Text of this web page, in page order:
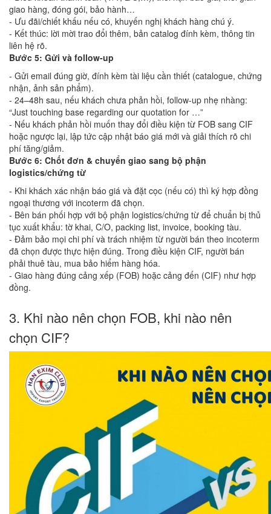
giao hàng, đóng gói, bảo hành…
- Ưu đãi/chiết khấu nếu có, khuyến nghị khách hàng chú ý.
- Kết thúc: lời mời trao đổi thêm, bản catalog đính kèm, thông tin
liên hệ rõ.
Bước 5: Gửi và follow-up
- Gửi email đúng giờ, đính kèm tài liệu cần thiết (catalogue, chứng
nhận, ảnh sản phẩm).
- 24–48h sau, nếu khách chưa phản hồi, follow-up nhẹ nhàng:
“Just touching base regarding our quotation for …”
- Nếu khách phản hồi muốn thay đổi điều kiện từ FOB sang CIF
hoặc ngược lại, lập tức cập nhật báo giá mới và giải thích rõ chi
phí tăng/giảm.
Bước 6: Chốt đơn & chuyển giao sang bộ phận
logistics/chứng từ
- Khi khách xác nhận báo giá và đặt cọc (nếu có) thì ký hợp đồng
ngoại thương với incoterm đã chọn.
- Bên bán phối hợp với bộ phận logistics/chứng từ để chuẩn bị thủ
tục xuất khẩu: tờ khai, C/O, packing list, invoice, booking tàu.
- Đảm bảo mọi chi phí và trách nhiệm từ người bán theo incoterm
đã chọn được thực hiện đúng. Trong điều kiện CIF, người bán
phải thuê tàu, mua bảo hiểm hàng hóa.
- Giao hàng đúng cảng xếp (FOB) hoặc cảng đến (CIF) như hợp
đồng.
3. Khi nào nên chọn FOB, khi nào nên
chọn CIF?